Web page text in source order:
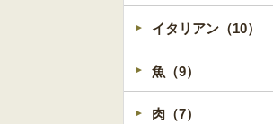
イタリアン（10）
魚（9）
肉（7）